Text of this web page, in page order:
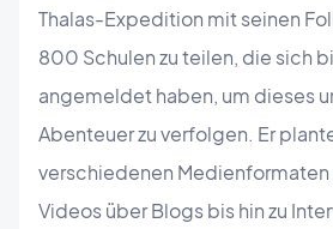
Thalas-Expedition mit seinen
800 Schulen zu teilen, die sich
angemeldet haben, um dieses
Abenteuer zu verfolgen. Er
verschiedenen Medienformaten
Videos über Blogs bis hin zu